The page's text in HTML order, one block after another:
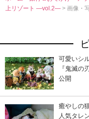
上リゾート ―vol.2―> 画像・
可愛いシ
『鬼滅の
公開
癒やしの
人気タレ